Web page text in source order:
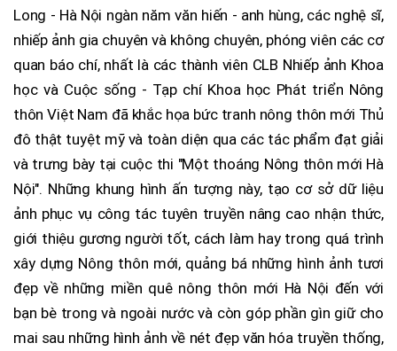
Long - Hà Nội ngàn năm văn hiến - anh hùng, các nghệ sĩ,
nhiếp ảnh gia chuyên và không chuyên, phóng viên các cơ
quan báo chí, nhất là các thành viên CLB Nhiếp ảnh Khoa
học và Cuộc sống - Tạp chí Khoa học Phát triển Nông
thôn Việt Nam đã khắc họa bức tranh nông thôn mới Thủ
đô thật tuyệt mỹ và toàn diện qua các tác phẩm đạt giải
và trưng bày tại cuộc thi "Một thoáng Nông thôn mới Hà
Nội". Những khung hình ấn tượng này, tạo cơ sở dữ liệu
ảnh phục vụ công tác tuyên truyền nâng cao nhận thức,
giới thiệu gương người tốt, cách làm hay trong quá trình
xây dựng Nông thôn mới, quảng bá những hình ảnh tươi
đẹp về những miền quê nông thôn mới Hà Nội đến với
bạn bè trong và ngoài nước và còn góp phần gìn giữ cho
mai sau những hình ảnh về nét đẹp văn hóa truyền thống,